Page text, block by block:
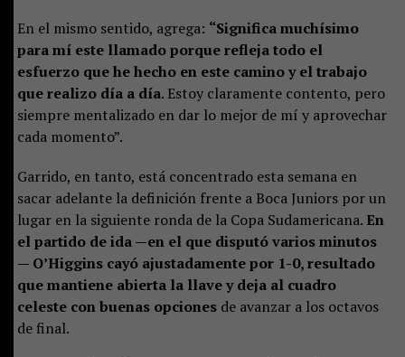
En el mismo sentido, agrega: “Significa muchísimo
para mí este llamado porque refleja todo el
esfuerzo que he hecho en este camino y el trabajo
que realizo día a día. Estoy claramente contento, pero
siempre mentalizado en dar lo mejor de mí y aprovechar
cada momento”.
Garrido, en tanto, está concentrado esta semana en
sacar adelante la definición frente a Boca Juniors por un
lugar en la siguiente ronda de la Copa Sudamericana. En
el partido de ida —en el que disputó varios minutos
— O’Higgins cayó ajustadamente por 1-0, resultado
que mantiene abierta la llave y deja al cuadro
celeste con buenas opcionesde avanzar a los octavos
de final.